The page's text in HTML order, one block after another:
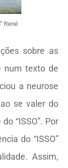
René
sobre as
num texto de
a neurose
se valer do
“ISSO”. Por
do “ISSO”
Assim,